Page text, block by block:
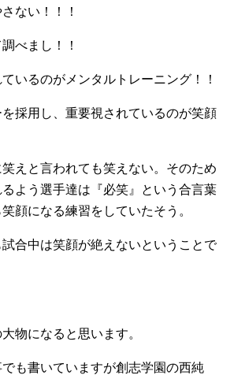
ない！！！
べまし！！
いるのがメンタルトレーニング！！
採用し、重要視されているのが笑顔
えと言われても笑えない。そのため
よう選手達は『必笑』という合言葉
顔になる練習をしていたそう。
合中は笑顔が絶えないということで
物になると思います。
も書いていますが創志学園の西純